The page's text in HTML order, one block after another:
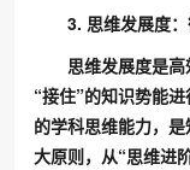
3. 思维发展度
思维发展度是
“接住”的知识势能
的学科思维能力，
大原则，从“思维进